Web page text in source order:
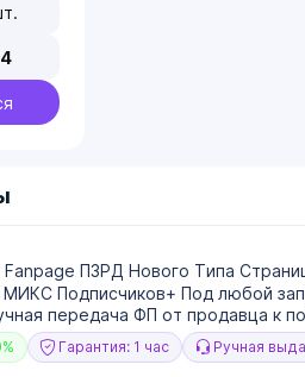
ПЗРД Нового Типа
Подписчиков+ Под любой
передача ФП от продавца к
Гарантия: 1 час Ручная